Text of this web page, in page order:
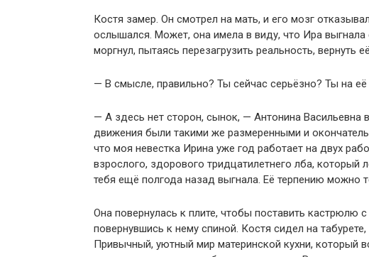
Костя замер. Он смотрел на мать, и его мозг
ослышался. Может, она имела в виду, что Ира
моргнул, пытаясь перезагрузить реальность, вернуть
— В смысле, правильно? Ты сейчас серьёзно? Ты на её
— А здесь нет сторон, сынок, — Антонина Васильевна
движения были такими же размеренными и
что моя невестка Ирина уже год работает на двух
взрослого, здорового тридцатилетнего лба,
тебя ещё полгода назад выгнала. Её терпению можно
Она повернулась к плите, чтобы поставить кастрюлю
повернувшись к нему спиной. Костя сидел на
Привычный, уютный мир материнской кухни, который